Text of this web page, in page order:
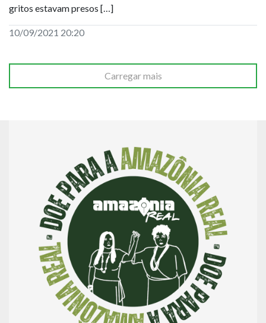
gritos estavam presos […]
10/09/2021 20:20
Carregar mais